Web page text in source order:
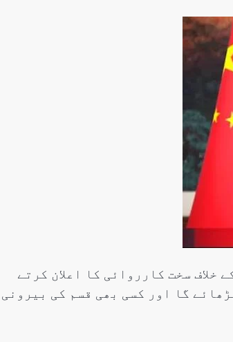
خلاف سخت کارروائی کا اعلان کرتے
گا اور کسی بھی قسم کی بیرونی
سنٹرل ایشیا
اورتاجکستان کے درمیان
تجارت،سرمایہ کاری
اورعلاقائی روابط بڑھانے
اتفاق